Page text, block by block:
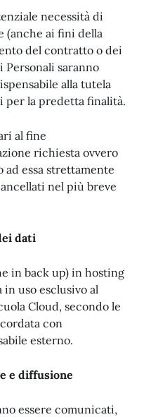
necessità di
ai fini della
del contratto o dei
saranno
alla tutela
la predetta finalità.
al fine
richiesta ovvero
ad essa strettamente
nel più breve
dati
in back up) in hosting
in uso esclusivo al
Cloud, secondo le
con
esterno.
e diffusione
essere comunicati,